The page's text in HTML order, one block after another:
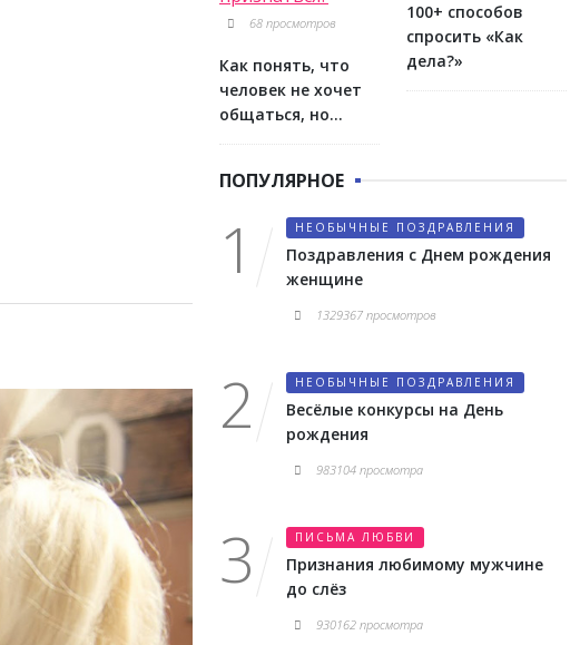
68 просмотров
Как понять, что
человек не хочет
общаться, но
боится
100+ способов
спросить «Как
дела?»
ПОПУЛЯРНОЕ
НЕОБЫЧНЫЕ ПОЗДРАВЛЕНИЯ
Поздравления с Днем рождения
женщине
1329367 просмотров
НЕОБЫЧНЫЕ ПОЗДРАВЛЕНИЯ
Весёлые конкурсы на День
рождения
983104 просмотра
ПИСЬМА ЛЮБВИ
Признания любимому мужчине
до слёз
930162 просмотра